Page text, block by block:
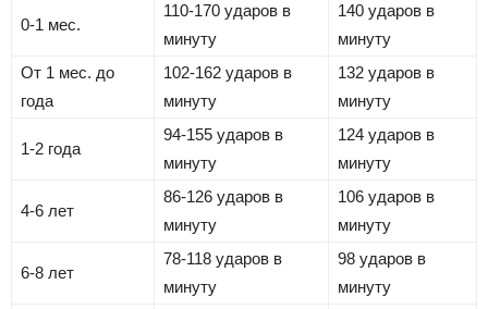
0-1 мес.
110-170 ударов в
минуту
140 ударов в
минуту
От 1 мес. до
года
102-162 ударов в
минуту
132 ударов в
минуту
1-2 года
94-155 ударов в
минуту
124 ударов в
минуту
4-6 лет
86-126 ударов в
минуту
106 ударов в
минуту
6-8 лет
78-118 ударов в
минуту
98 ударов в
минуту